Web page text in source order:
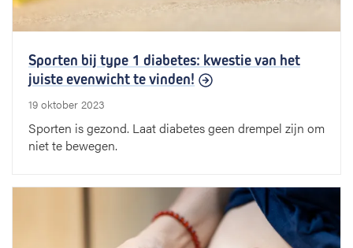
Sporten bij type 1 diabetes: kwestie van het
juiste evenwicht te vinden!
19 oktober 2023
Sporten is gezond. Laat diabetes geen drempel zijn om
niet te bewegen.